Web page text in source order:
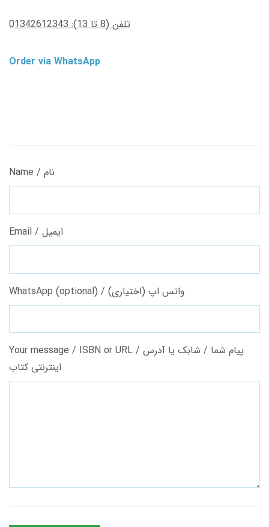
تلفن (8 تا 13): 01342612343
Order via WhatsApp
Name / نام
Email / ایمیل
WhatsApp (optional) / واتس اپ (اختیاری)
Your message / ISBN or URL / پیام شما / شابک یا آدرس
اینترنتی کتاب